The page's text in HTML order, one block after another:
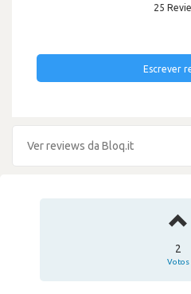
25
Escrever
Ver reviews da Bloq.it
2
Votos